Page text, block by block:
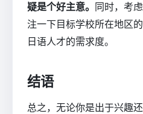
疑是个好主意。 同时，考
注一下目标学校所在地区
日语人才的需求度。
结语
总之，无论你是出于兴趣